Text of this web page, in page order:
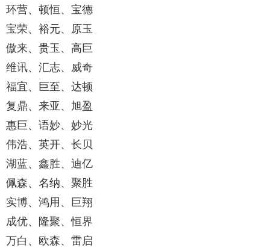
环营、顿恒、宝德
宝荣、裕元、原玉
傲来、贵玉、高巨
维讯、汇志、威奇
福宜、巨至、达顿
复鼎、来亚、旭盈
惠巨、语妙、妙光
伟浩、英开、长贝
湖蓝、鑫胜、迪亿
佩森、名纳、聚胜
实博、鸿用、巨翔
成优、隆聚、恒界
万白、欧森、雷启